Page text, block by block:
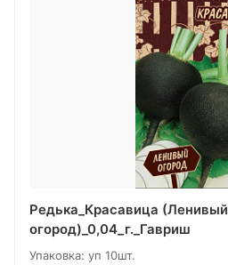
Редька_Красавица (Ленивый
огород)_0,04_г._Гавриш
Упаковка: уп 10шт.